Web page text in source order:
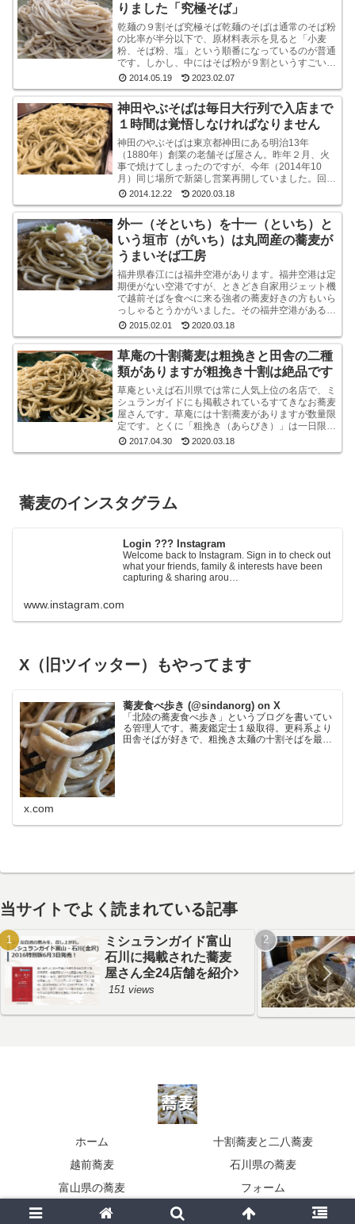
りました「究極そば」
乾麺の９割そば究極そば乾麺のそばは通常のそば粉
の比率が半分以下で、原材料表示を見ると「小麦
粉、そば粉、塩」という順番になっているのが普通
です。しかし、中にはそば粉が９割というすごい乾
麺のそばもあるんですね。味も香りもなかなかよい
2014.05.19 2023.02.07
神田やぶそばは毎日大行列で入店まで
１時間は覚悟しなければなりません
神田のやぶそばは東京都神田にある明治13年
（1880年）創業の老舗そば屋さん。昨年２月、火
事で焼けてしまったのですが、今年（2014年10
月）同じ場所で新築し営業再開していました。回り
は高層ビルばかりという都内一等地に、ビルではな
2014.12.22 2020.03.18
外一（そといち）を十一（といち）と
いう垣市（がいち）は丸岡産の蕎麦が
うまいそば工房
福井県春江には福井空港があります。福井空港は定
期便がない空港ですが、ときどき自家用ジェット機
で越前そばを食べに来る強者の蕎麦好きの方もいら
っしゃるとうかがいました。その福井空港がある春
江には、垣市（がいち）という小さなお蕎麦屋さん
2015.02.01 2020.03.18
草庵の十割蕎麦は粗挽きと田舎の二種
類がありますが粗挽き十割は絶品です
草庵といえば石川県では常に人気上位の名店で、ミ
シュランガイドにも掲載されているすてきなお蕎麦
屋さんです。草庵には十割蕎麦がありますが数量限
定です。とくに「粗挽き（あらびき）」は一日限定
１０食というレアな十割蕎麦です。もしも、十割粗
2017.04.30 2020.03.18
蕎麦のインスタグラム
Login ??? Instagram
Welcome back to Instagram. Sign in to check out
what your friends, family & interests have been
capturing & sharing arou…
www.instagram.com
X（旧ツイッター）もやってます
蕎麦食べ歩き (@sindanorg) on X
「北陸の蕎麦食べ歩き」というブログを書いてい
る管理人です。蕎麦鑑定士１級取得。更科系より
田舎そばが好きで、粗挽き太麺の十割そばを最も
x.com
当サイトでよく読まれている記事
ミシュランガイド富山
石川に掲載された蕎麦
屋さん全24店舗を紹介
151 views
ホーム
十割蕎麦と二八蕎麦
越前蕎麦
石川県の蕎麦
富山県の蕎麦
フォーム
© 2011 蕎麦の食べ歩き北陸.